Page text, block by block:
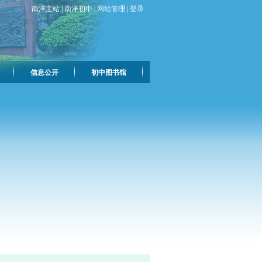
南洋主站|南洋初中|网站管理 登录
信息公开 初中图书馆